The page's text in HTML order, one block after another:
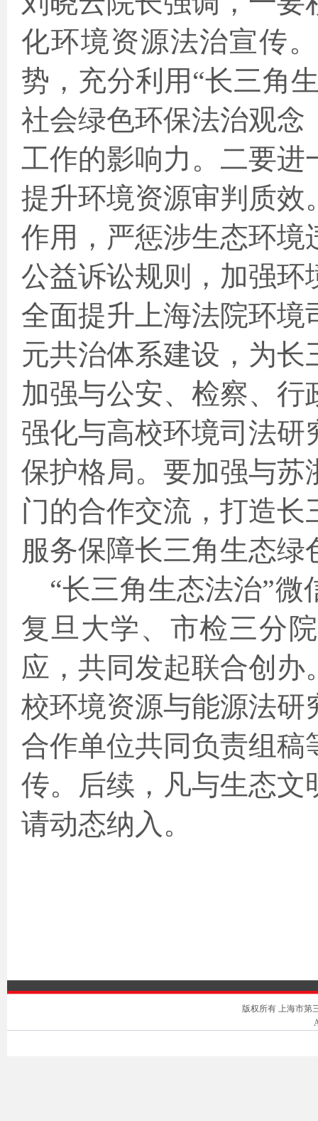
化环境资源法治宣传
势，充分利用“长三角
社会绿色环保法治观念
工作的影响力。二要进
提升环境资源审判质效
作用，严惩涉生态环境
公益诉讼规则，加强环
全面提升上海法院环
元共治体系建设，为
加强与公安、检察、
强化与高校环境司法
保护格局。要加强与苏
门的合作交流，打造
服务保障长三角生态绿
“长三角生态法治”
复旦大学、市检三分
应，共同发起联合创
校环境资源与能源法研
合作单位共同负责组
传。后续，凡与生态文
请动态纳入。
版权所有 上海市第